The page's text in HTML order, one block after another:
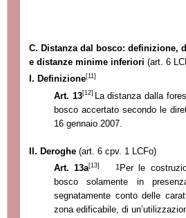
C. Distanzadal bosco: definizione,
e distanze minime inferiori(art. 6
I. Definizione[11]
Art. 13[12]
La distanza dalla
bosco accertato secondo le
16 gennaio 2007.
II. Deroghe(art. 6 cpv. 1 LCFo)
Art. 13a[13] 1Per le
bosco solamente in
segnatamente conto delle
zona edificabile, di